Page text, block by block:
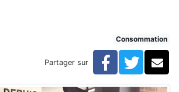
Michel Fafard fidèle à ses anciens
: Michel Fafard
Consommation
Partager sur Facebook